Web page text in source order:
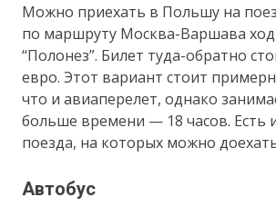
Можно приехать в Польшу на
по маршруту Москва-Варшава
“Полонез”. Билет туда-обратно
евро. Этот вариант стоит
что и авиаперелет, однако
больше времени — 18 часов. Есть
поезда, на которых можно
Автобус